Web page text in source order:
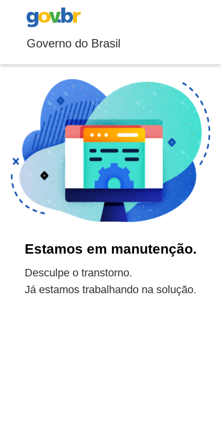
Governo do Brasil
Estamos em manutenção.
Desculpe o transtorno.
Já estamos trabalhando na solução.